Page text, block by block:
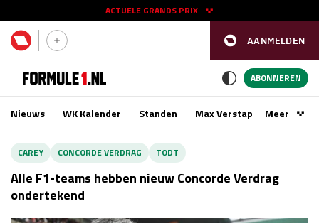
AANMELDEN
ACTUELE GRANDS PRIX
11 - 13 sep
Race
ABONNEREN
Nieuws WK Kalender Standen Max VerstappenMeer
CAREY CONCORDE VERDRAG TODT
Alle F1-teams hebben nieuw Concorde Verdrag
ondertekend